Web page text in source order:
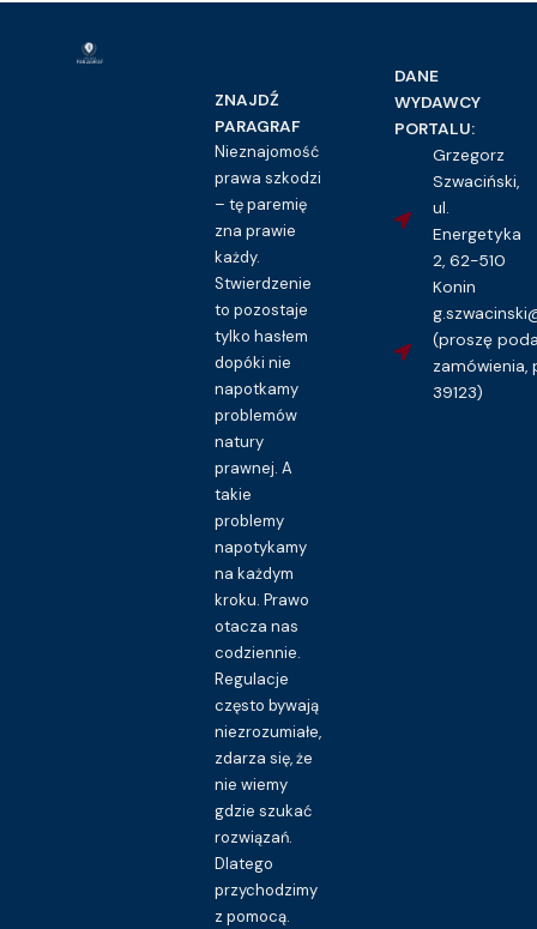
ZNAJDŹ
PARAGRAF
Nieznajomość
prawa szkodzi
– tę paremię
zna prawie
każdy.
Stwierdzenie
to pozostaje
tylko hasłem
dopóki nie
napotkamy
problemów
natury
prawnej. A
takie
problemy
napotykamy
na każdym
kroku. Prawo
otacza nas
codziennie.
Regulacje
często bywają
niezrozumiałe,
zdarza się, że
nie wiemy
gdzie szukać
rozwiązań.
Dlatego
przychodzimy
z pomocą.
DANE
WYDAWCY
PORTALU:
Grzegorz
Szwaciński,
ul.
Energetyka
2, 62-510
Konin
(proszę
zamówienia,
39123)